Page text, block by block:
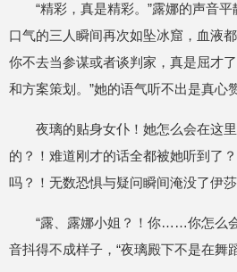
“精彩，真是精彩。”露娜的声音
口气的三人瞬间再次如坠冰窟，血液
你不去当参谋或者谈判家，真是屈才
和方案策划。”她的语气听不出是真心
夜璃的贴身女仆！她怎么会在这
的？！难道刚才的话全都被她听到了
吗？！无数恐惧与疑问瞬间淹没了伊莎
“露、露娜小姐？！你……你怎么
音抖得不成样子，“夜璃殿下不是在舞